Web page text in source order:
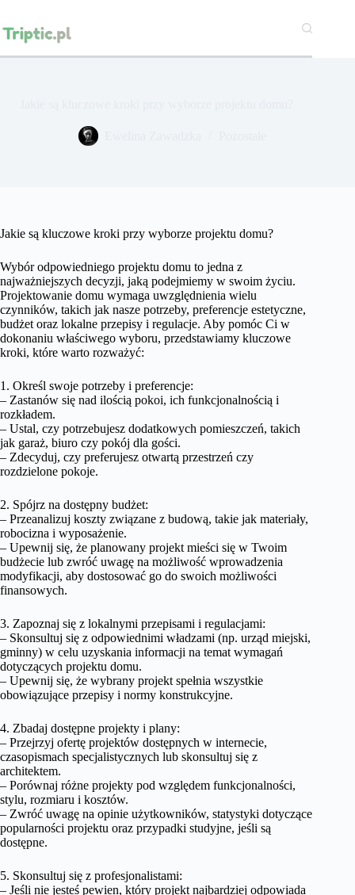
treści
Jakie są kluczowe kroki przy wyborze projektu domu?
Wybór odpowiedniego projektu domu to jedna z
najważniejszych decyzji, jaką podejmiemy w swoim życiu.
Projektowanie domu wymaga uwzględnienia wielu
czynników, takich jak nasze potrzeby, preferencje estetyczne,
budżet oraz lokalne przepisy i regulacje. Aby pomóc Ci w
dokonaniu właściwego wyboru, przedstawiamy kluczowe
kroki, które warto rozważyć:
1. Określ swoje potrzeby i preferencje:
– Zastanów się nad ilością pokoi, ich funkcjonalnością i
rozkładem.
– Ustal, czy potrzebujesz dodatkowych pomieszczeń, takich
jak garaż, biuro czy pokój dla gości.
– Zdecyduj, czy preferujesz otwartą przestrzeń czy
rozdzielone pokoje.
2. Spójrz na dostępny budżet:
– Przeanalizuj koszty związane z budową, takie jak materiały,
robocizna i wyposażenie.
– Upewnij się, że planowany projekt mieści się w Twoim
budżecie lub zwróć uwagę na możliwość wprowadzenia
modyfikacji, aby dostosować go do swoich możliwości
finansowych.
3. Zapoznaj się z lokalnymi przepisami i regulacjami:
– Skonsultuj się z odpowiednimi władzami (np. urząd miejski,
gminny) w celu uzyskania informacji na temat wymagań
dotyczących projektu domu.
– Upewnij się, że wybrany projekt spełnia wszystkie
obowiązujące przepisy i normy konstrukcyjne.
4. Zbadaj dostępne projekty i plany:
– Przejrzyj ofertę projektów dostępnych w internecie,
czasopismach specjalistycznych lub skonsultuj się z
architektem.
– Porównaj różne projekty pod względem funkcjonalności,
stylu, rozmiaru i kosztów.
– Zwróć uwagę na opinie użytkowników, statystyki dotyczące
popularności projektu oraz przypadki studyjne, jeśli są
dostępne.
5. Skonsultuj się z profesjonalistami:
– Jeśli nie jesteś pewien, który projekt najbardziej odpowiada